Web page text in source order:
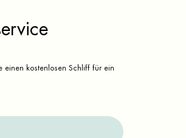
kostenlosen Schliff für ein